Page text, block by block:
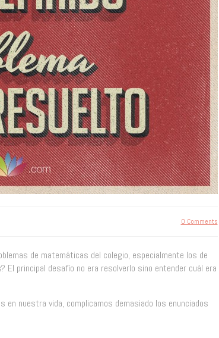
0 Comments
de matemáticas del colegio, especialmente los de
principal desafío no era resolverlo sino entender cuál era
en nuestra vida, complicamos demasiado los enunciados